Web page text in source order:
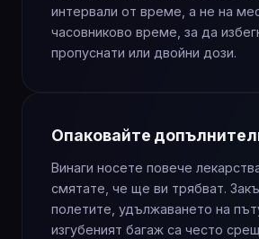
интервали от време, а не на
часовниково време, за да
пропуснати или двойни дози.
Опаковайте
Винаги носете повече
смятате, че ще ви трябват.
полетите, удължаването на
изгубеният багаж са често